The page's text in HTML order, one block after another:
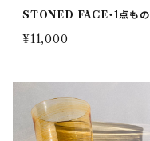
STONED FACE・1点もの
¥11,000